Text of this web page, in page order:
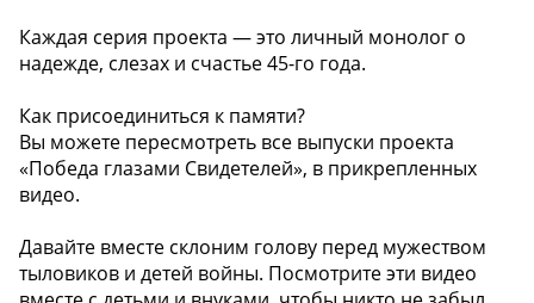
Каждая серия проекта — это личный монолог о
надежде, слезах и счастье 45-го года.
Как присоединиться к памяти?
Вы можете пересмотреть все выпуски проекта
«Победа глазами Свидетелей», в прикрепленных
видео.
Давайте вместе склоним голову перед мужеством
тыловиков и детей войны. Посмотрите эти видео